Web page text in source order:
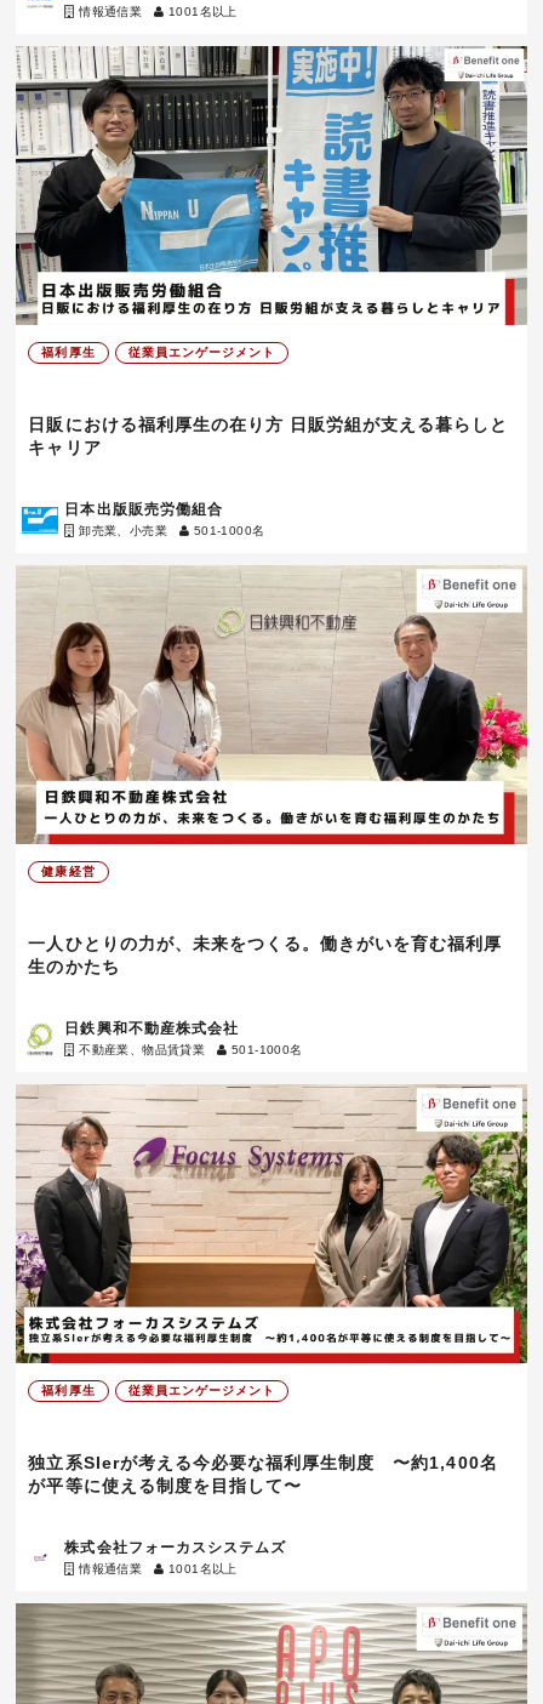
情報通信業 1001名以上
福利厚生 従業員エンゲージメント
日販における福利厚生の在り方 日販労組が支える暮らしと
キャリア
日本出版販売労働組合
卸売業、小売業 501-1000名
健康経営
一人ひとりの力が、未来をつくる。働きがいを育む福利厚
生のかたち
日鉄興和不動産株式会社
不動産業、物品賃貸業 501-1000名
福利厚生 従業員エンゲージメント
独立系SIerが考える今必要な福利厚生制度 〜約1,400名
が平等に使える制度を目指して〜
株式会社フォーカスシステムズ
情報通信業 1001名以上